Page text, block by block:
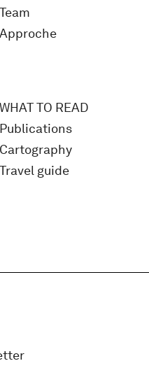
Team
Approche
WHAT TO READ
Publications
Cartography
Travel guide